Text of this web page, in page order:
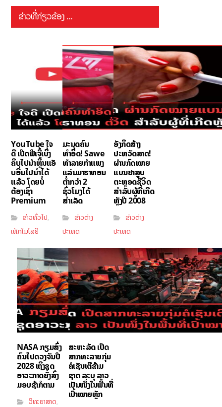
ຂ່າວທີ່ກ່ຽວຂ້ອງ ...
YouTube ໃຈ
ດີ ເປີດຟີເຈີ້ເບິ່ງ
ຄິບໄປນຳຫຼິ້ນແອັ
ບອື່ນໄປນຳໄດ້
ແລ້ວ ໂດຍບໍ່
ຕ້ອງເຊົ່າ
Premium
ຂ່າວທົ່ວໄປ,
ເທັກໂນໂລຢີ
ມະນຸດຄົນ
ທຳອິດ! Sawe
ທຳລາຍກຳແພງ
ແລ່ນມາຣາທອນ
ຕ່ຳກວ່າ 2
ຊົ່ວໂມງໄດ້
ສຳເລັດ
ຂ່າວຕ່າງ
ປະເທດ
ອັງກິດສ້າງ
ປະຫວັດສາດ!
ຜ່ານກົດໝາຍ
ແບນຢາສູບ
ຕະຫຼອດຊີວິດ
ສຳລັບຜູ້ທີ່ເກີດ
ຫຼັງປີ 2008
ຂ່າວຕ່າງ
ປະເທດ
NASA ກຽມສົ່ງ
ຄົນໄປດວງຈັນປີ
2028 ເຖິງຊຸດ
ອາວະກາດຍັງສົ່ງ
ມອບຊ້າກໍຕາມ
ວິທະຍາສາດ,
ສະຫະລັດ ເປີດ
ສາກທະລາຍກຸ່ມ
ຄໍເຊັນເຕີຂ້າມ
ຊາດ ລະບຸ ລາວ
ເປັນໜຶ່ງໃນພື້ນທີ່
ເປົ້າໝາຍຫຼັກ